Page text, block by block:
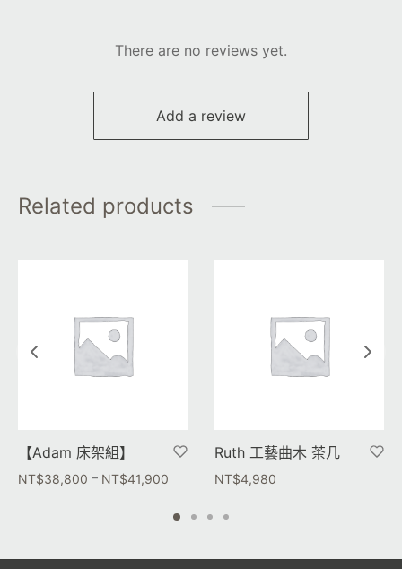
There are no reviews yet.
Add a review
Related products
【Adam 床架組】
NT$38,800 – NT$41,900
Ruth 工藝曲木 茶几
NT$4,980